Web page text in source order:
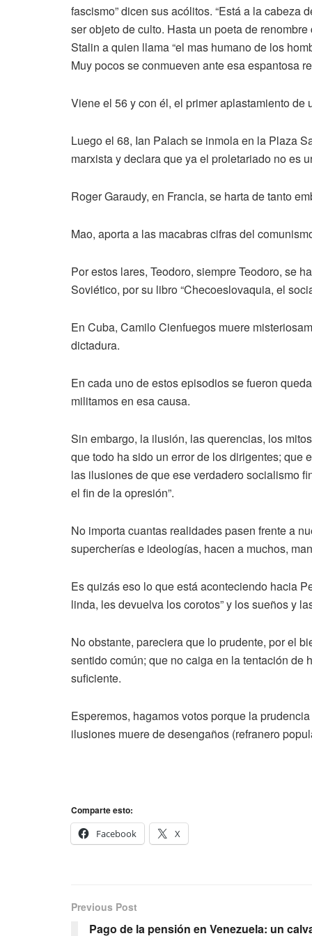
fascismo” dicen sus acólitos. “Está a la
ser objeto de culto. Hasta un poeta de
Stalin a quien llama “el mas humano de los
Muy pocos se conmueven ante esa espantosa
Viene el 56 y con él, el primer aplastamiento
Luego el 68, Ian Palach se inmola en la Plaza
marxista y declara que ya el proletariado no es
Roger Garaudy, en Francia, se harta de tanto
Mao, aporta a las macabras cifras del
Por estos lares, Teodoro, siempre Teodoro, se
Soviético, por su libro “Checoeslovaquia, el
En Cuba, Camilo Cienfuegos muere
dictadura.
En cada uno de estos episodios se fueron
militamos en esa causa.
Sin embargo, la ilusión, las querencias, los
que todo ha sido un error de los dirigentes; que
las ilusiones de que ese verdadero socialismo
el fin de la opresión”.
No importa cuantas realidades pasen frente a
supercherías e ideologías, hacen a muchos,
Es quizás eso lo que está aconteciendo hacia
linda, les devuelva los corotos” y los sueños y
No obstante, pareciera que lo prudente, por el
sentido común; que no caiga en la tentación
suficiente.
Esperemos, hagamos votos porque la
ilusiones muere de desengaños (refranero
Comparte esto:
Facebook
X
Previous Post
Pago de la pensión en Venezuela: un